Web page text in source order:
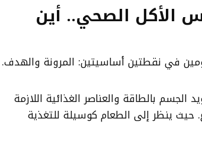
الأكل الصحي.. أين
في نقطتين أساسيتين: المرونة والهدف.
بالطاقة والعناصر الغذائية اللازمة
حيث ينظر إلى الطعام كوسيلة للتغذية